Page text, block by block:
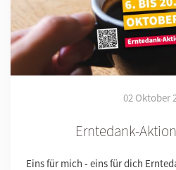
02 Oktober
Erntedank-
Eins für mich - eins für dich